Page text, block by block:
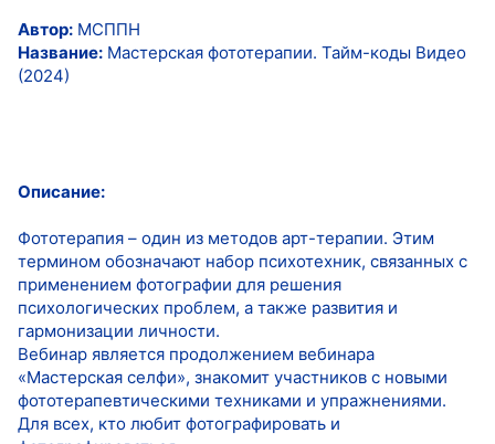
Автор: МСППН
Название: Мастерская фототерапии. Тайм-коды Видео
(2024)
Описание:
Фототерапия – один из методов арт-терапии. Этим
термином обозначают набор психотехник, связанных с
применением фотографии для решения
психологических проблем, а также развития и
гармонизации личности.
Вебинар является продолжением вебинара
«Мастерская селфи», знакомит участников с новыми
фототерапевтическими техниками и упражнениями.
Для всех, кто любит фотографировать и